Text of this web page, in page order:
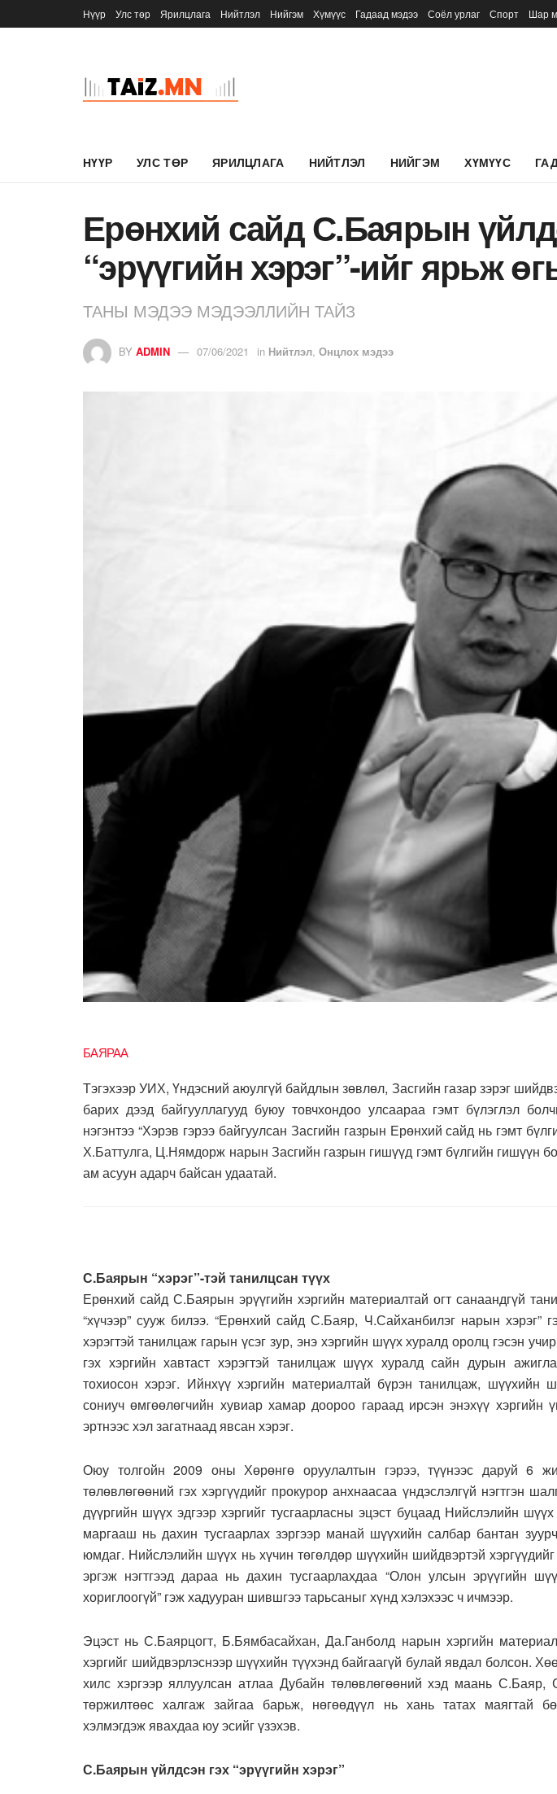
Нүүр Улс төр Ярилцлага Нийтлэл Нийгэм Хүмүүс Гадаад мэдээ Соёл урлаг Спорт Шар
НҮҮР УЛС ТӨР ЯРИЛЦЛАГА НИЙТЛЭЛ НИЙГЭМ ХҮМҮҮС
Ерөнхий сайд С.Баярын
“эрүүгийн хэрэг”-ийг ярьж
ТАНЫ МЭДЭЭ МЭДЭЭЛЛИЙН ТАЙЗ
BY ADMIN 07/06/2021 in Нийтлэл, Онцлох мэдээ
БАЯРАА
Тэгэхээр УИХ, Үндэсний аюулгүй байдлын зөвлөл, Засгийн газар зэрэг
барих дээд байгууллагууд буюу товчхондоо улсаараа гэмт бүлэглэл
нэгэнтээ “Хэрэв гэрээ байгуулсан Засгийн газрын Ерөнхий сайд нь гэмт
Х.Баттулга, Ц.Нямдорж нарын Засгийн газрын гишүүд гэмт бүлгийн гишүүн
ам асуун адарч байсан удаатай.
С.Баярын “хэрэг”-тэй танилцсан түүх
Ерөнхий сайд С.Баярын эрүүгийн хэргийн материалтай огт санаандгүй
“хүчээр” сууж билээ. “Ерөнхий сайд С.Баяр, Ч.Сайханбилэг нарын хэрэг”
хэрэгтэй танилцаж гарын үсэг зур, энэ хэргийн шүүх хуралд оролц гэсэн
гэх хэргийн хавтаст хэрэгтэй танилцаж шүүх хуралд сайн дурын
тохиосон хэрэг. Ийнхүү хэргийн материалтай бүрэн танилцаж, шүүхийн
сониуч өмгөөлөгчийн хувиар хамар доороо гараад ирсэн энэхүү хэргийн
эртнээс хэл загатнаад явсан хэрэг.
Оюу толгойн 2009 оны Хөрөнгө оруулалтын гэрээ, түүнээс даруй 6
төлөвлөгөөний гэх хэргүүдийг прокурор анхнаасаа үндэслэлгүй нэгтгэн
дүүргийн шүүх эдгээр хэргийг тусгаарласны эцэст буцаад Нийслэлийн шүүх
маргааш нь дахин тусгаарлах зэргээр манай шүүхийн салбар бантан
юмдаг. Нийслэлийн шүүх нь хүчин төгөлдөр шүүхийн шийдвэртэй
эргэж нэгтгээд дараа нь дахин тусгаарлахдаа “Олон улсын эрүүгийн
хориглоогүй” гэж хадууран шившгээ тарьсаныг хүнд хэлэхээс ч ичмээр.
Эцэст нь С.Баярцогт, Б.Бямбасайхан, Да.Ганболд нарын хэргийн
хэргийг шийдвэрлэснээр шүүхийн түүхэнд байгаагүй булай явдал болсон.
хилс хэргээр яллуулсан атлаа Дубайн төлөвлөгөөний хэд маань С.Баяр,
төржилтөөс халгаж зайгаа барьж, нөгөөдүүл нь хань татах маягтай
хэлмэгдэж явахдаа юу эсийг үзэхэв.
С.Баярын үйлдсэн гэх “эрүүгийн хэрэг”